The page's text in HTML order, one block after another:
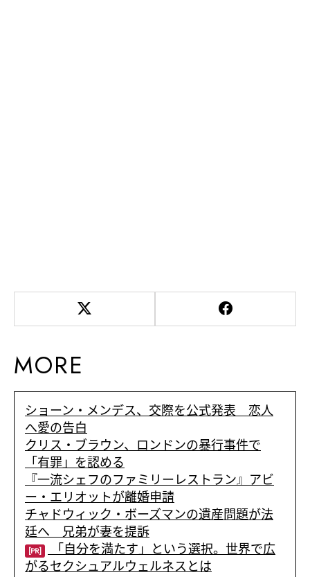
MORE
ショーン・メンデス、交際を公式発表 恋人
へ愛の告白
クリス・ブラウン、ロンドンの暴行事件で
「有罪」を認める
『一流シェフのファミリーレストラン』アビ
ー・エリオットが離婚申請
チャドウィック・ボーズマンの遺産問題が法
廷へ 兄弟が妻を提訴
[PR] 「自分を満たす」という選択。世界で広
がるセクシュアルウェルネスとは